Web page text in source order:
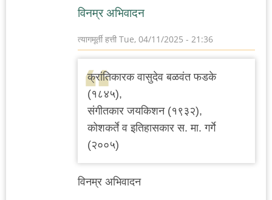
विनम्र अभिवादन
त्यागमूर्ती हत्ती Tue, 04/11/2025 - 21:36
क्रांतिकारक वासुदेव बळवंत फडके
(१८४५),
संगीतकार जयकिशन (१९३२),
कोशकर्ते व इतिहासकार स. मा. गर्गे
(२००५)
विनम्र अभिवादन